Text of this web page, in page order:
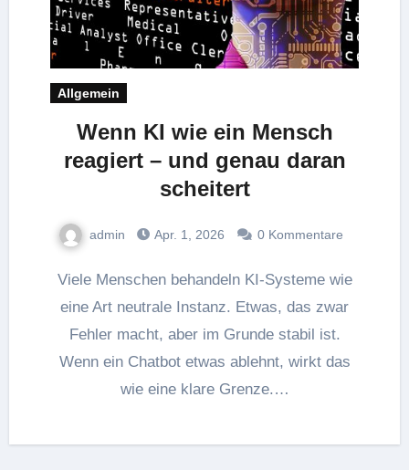
Allgemein
Wenn KI wie ein Mensch
reagiert – und genau daran
scheitert
admin Apr. 1, 2026 0 Kommentare
Viele Menschen behandeln KI-Systeme wie
eine Art neutrale Instanz. Etwas, das zwar
Fehler macht, aber im Grunde stabil ist.
Wenn ein Chatbot etwas ablehnt, wirkt das
wie eine klare Grenze.…